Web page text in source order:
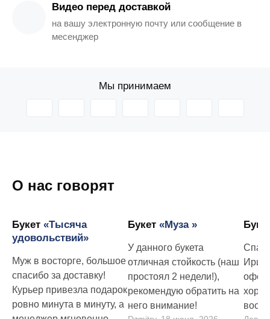
Видео перед доставкой
на вашу электронную почту или сообщение в
месенджер
Мы принимаем
О нас говорят
Букет «Тысяча
удовольствий»
Муж в восторге, большое
спасибо за доставку!
Курьер привезла подарок
ровно минута в минуту, а
Букет «Муза »
У данного букета
отличная стойкость (наш
простоял 2 недели!),
рекомендую обратить на
него внимание!